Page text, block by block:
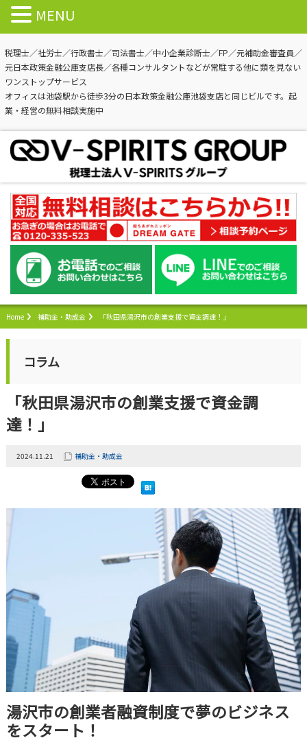
税理士／社労士／行政書士／司法書士／中小企業診断士／FP／元補助金審査員／
元日本政策金融公庫支店長／各種コンサルタントなどが常駐する他に類を見ない
ワンストップサービス
オフィスは池袋駅から徒歩3分の日本政策金融公庫池袋支店と同じビルです。起
業・経営の無料相談実施中
Home 補助金・助成金 「秋田県湯沢市の創業支援で資金調達！」
コラム
「秋田県湯沢市の創業支援で資金調
達！」
2024.11.21 補助金・助成金
湯沢市の創業者融資制度で夢のビジネス
をスタート！
MENU